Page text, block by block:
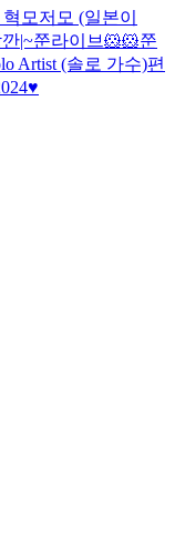
혁모저모 (일본이
|~쭌라이브🐹🐹쭌
Artist (솔로 가수)편